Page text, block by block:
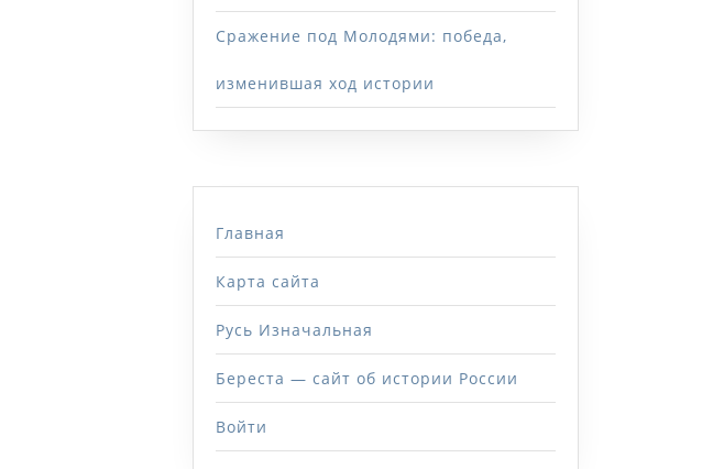
Сражение под Молодями: победа,
изменившая ход истории
Главная
Карта сайта
Русь Изначальная
Береста — сайт об истории России
Войти